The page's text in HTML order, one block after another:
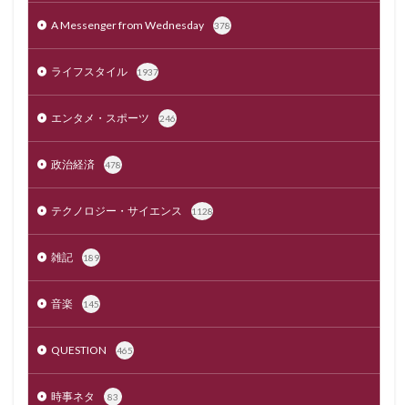
A Messenger from Wednesday 378
ライフスタイル 1937
エンタメ・スポーツ 246
政治経済 478
テクノロジー・サイエンス 1128
雑記 189
音楽 145
QUESTION 465
時事ネタ 83